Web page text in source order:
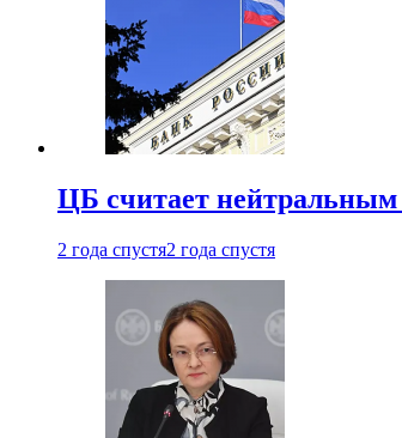
ЦБ считает
2 года спустя2 года спустя